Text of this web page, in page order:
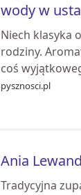
wody w usta
Niech klasyka
rodziny.
coś
pysznosci.pl
Ania
Tradycyjna